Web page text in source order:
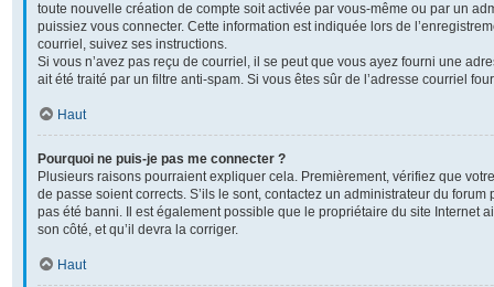
toute nouvelle création de compte soit activée par vous-même ou par un
puissiez vous connecter. Cette information est indiquée lors de
courriel, suivez ses instructions.
Si vous n’avez pas reçu de courriel, il se peut que vous ayez fourni une
ait été traité par un filtre anti-spam. Si vous êtes sûr de l’adresse courriel
Haut
Pourquoi ne puis-je pas me connecter ?
Plusieurs raisons pourraient expliquer cela. Premièrement, vérifiez que
de passe soient corrects. S’ils le sont, contactez un administrateur du forum
pas été banni. Il est également possible que le propriétaire du site Internet
son côté, et qu’il devra la corriger.
Haut